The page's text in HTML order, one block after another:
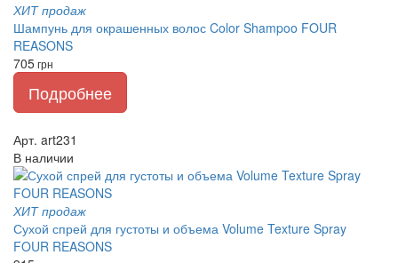
ХИТ продаж
Шампунь для окрашенных волос Color Shampoo FOUR
REASONS
705грн
Подробнее
Арт. art231
В наличии
ХИТ продаж
Сухой спрей для густоты и объема Volume Texture Spray
FOUR REASONS